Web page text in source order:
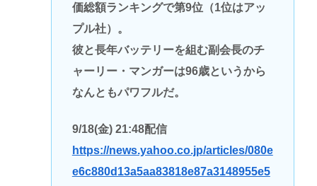
価総額ランキングで第9位（1位はアッ
プル社）。
彼と長年バッテリーを組む副会長のチ
ャーリー・マンガーは96歳というから
なんともパワフルだ。
9/18(金) 21:48配信
https://news.yahoo.co.jp/articles/080e
e6c880d13a5aa83818e87a3148955e5